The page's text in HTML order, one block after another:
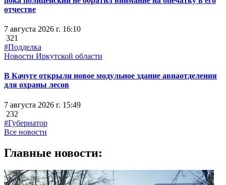
отчестве
7 августа 2026 г. 16:10
321
#Подделка
Новости Иркутской области
В Качуге открыли новое модульное здание авиаотделения
для охраны лесов
7 августа 2026 г. 15:49
232
#Губернатор
Все новости
Главные новости: